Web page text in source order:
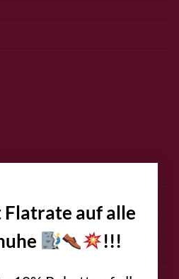
Flatrate auf alle
!!!